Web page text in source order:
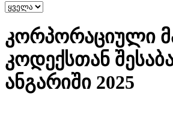
კორპორაციული
კოდექსთან
ანგარიში 2025